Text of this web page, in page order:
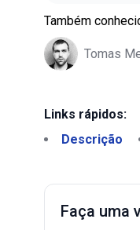
Também
Tomas
Links rápidos:
Descrição
Faça uma